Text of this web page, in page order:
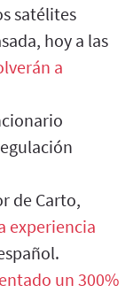
satélites
hoy a las
a
de Carto,
experiencia
un 300%